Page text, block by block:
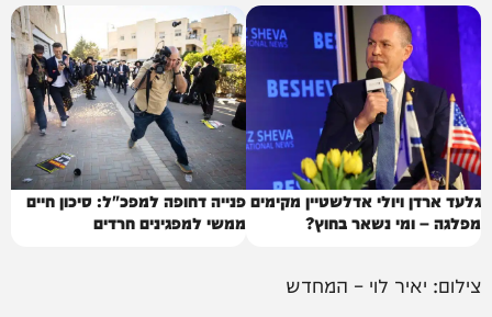
גלעד ארדן ויולי אדלשטיין מקימים
מפלגה – ומי נשאר בחוץ?
פנייה דחופה למפכ"ל: סיכון חיים
ממשי למפגינים חרדים
צילום: יאיר לוי – המחדש